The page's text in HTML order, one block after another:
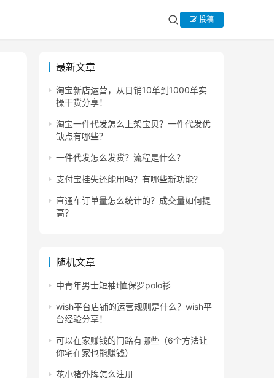
投稿
最新文章
淘宝新店运营，从日销10单到1000单实
操干货分享！
淘宝一件代发怎么上架宝贝？一件代发优
缺点有哪些？
一件代发怎么发货？流程是什么？
支付宝挂失还能用吗？有哪些新功能？
直通车订单量怎么统计的？成交量如何提
高？
随机文章
中青年男士短袖t恤保罗polo衫
wish平台店铺的运营规则是什么？wish平
台经验分享！
可以在家赚钱的门路有哪些（6个方法让
你宅在家也能赚钱）
花小猪外牌怎么注册